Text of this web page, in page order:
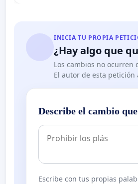
INICIA TU PROPIA
¿Hay algo que
Los cambios no ocurren
El autor de esta petición
Describe el cambio
Escribe con tus propias